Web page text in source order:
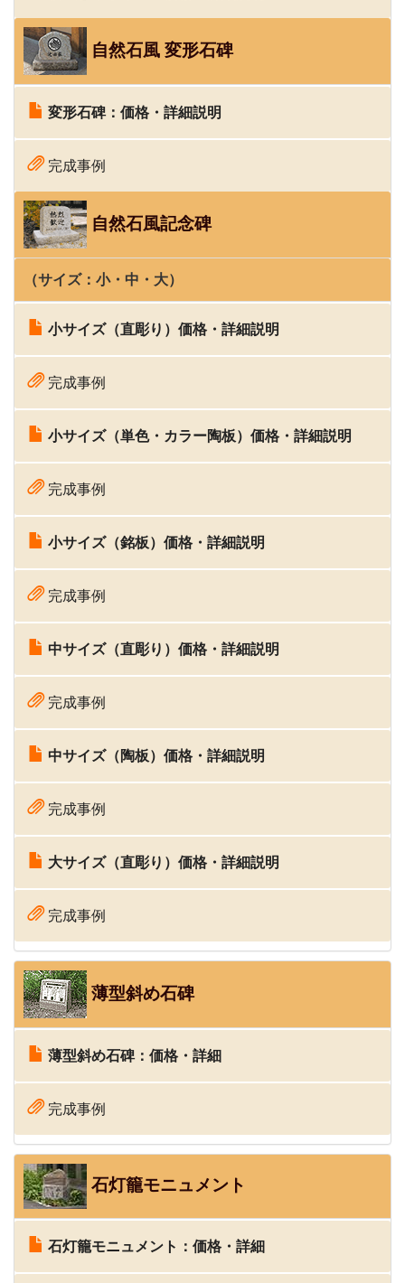
自然石風 変形石碑
変形石碑：価格・ 詳細説明
完成事例
自然石風記念碑
（サイズ： 小・中・ 大）
小サイズ（直彫り）価格・詳細説明
完成事例
小サイズ（単色・カラー陶板）価格・詳細説明
完成事例
小サイズ（銘板）価格・詳細説明
完成事例
中サイズ（直彫り）価格・詳細説明
完成事例
中サイズ（陶板）価格・詳細説明
完成事例
大サイズ（直彫り）価格・詳細説明
完成事例
薄型斜め石碑
薄型斜め石碑：価格・詳細
完成事例
石灯籠モニュメント
石灯籠モニュメント：価格・詳細